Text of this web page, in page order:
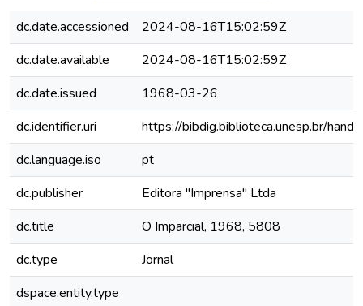
dc.date.accessioned
2024-08-16T15:02:59Z
dc.date.available
2024-08-16T15:02:59Z
dc.date.issued
1968-03-26
dc.identifier.uri
https://bibdig.biblioteca.unesp.br/
dc.language.iso
pt
dc.publisher
Editora "Imprensa" Ltda
dc.title
O Imparcial, 1968, 5808
dc.type
Jornal
dspace.entity.type